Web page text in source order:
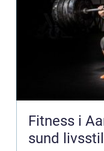
Fitness i
sund livsstil